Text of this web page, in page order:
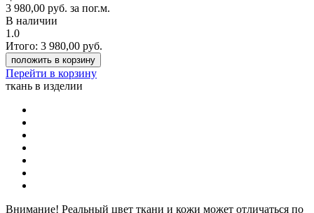
3 980,00 руб. за пог.м.
В наличии
1.0
Итого: 3 980,00 руб.
положить в корзину
Перейти в корзину
ткань в изделии
Внимание! Реальный цвет ткани и кожи может отличаться по